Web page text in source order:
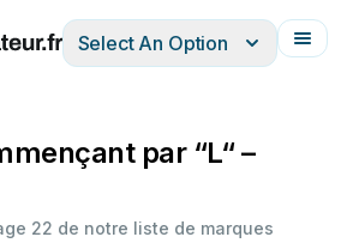
ItalianoFrançais
Select An Option
par “L“ –
22 de notre liste de marques